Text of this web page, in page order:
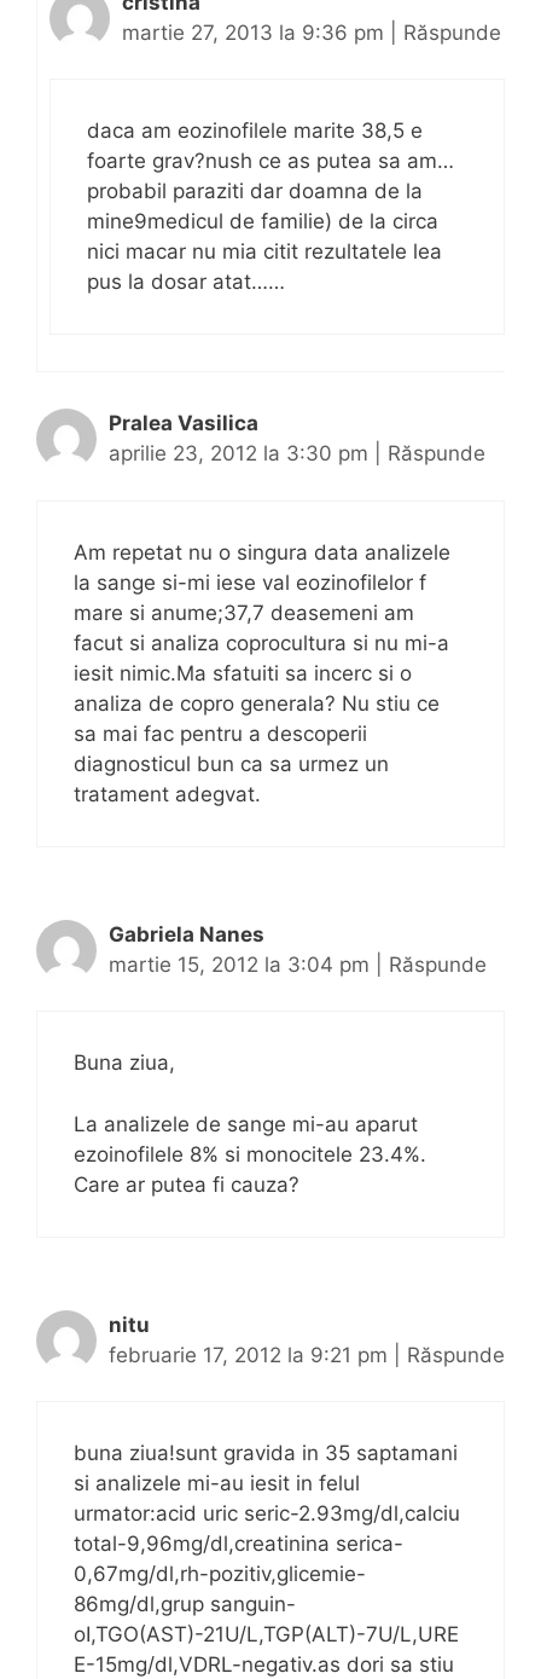
martie 27, 2013 la 9:36 pm
Răspunde
daca am eozinofilele marite 38,5 e
foarte grav?nush ce as putea sa am…
probabil paraziti dar doamna de la
mine9medicul de familie) de la circa
nici macar nu mia citit rezultatele lea
pus la dosar atat……
Pralea Vasilica
aprilie 23, 2012 la 3:30 pm
Răspunde
Am repetat nu o singura data analizele
la sange si-mi iese val eozinofilelor f
mare si anume;37,7 deasemeni am
facut si analiza coprocultura si nu mi-a
iesit nimic.Ma sfatuiti sa incerc si o
analiza de copro generala? Nu stiu ce
sa mai fac pentru a descoperii
diagnosticul bun ca sa urmez un
tratament adegvat.
Gabriela Nanes
martie 15, 2012 la 3:04 pm
Răspunde
Buna ziua,
La analizele de sange mi-au aparut
ezoinofilele 8% si monocitele 23.4%.
Care ar putea fi cauza?
nitu
februarie 17, 2012 la 9:21 pm
Răspunde
buna ziua!sunt gravida in 35 saptamani
si analizele mi-au iesit in felul
urmator:acid uric seric-2.93mg/dl,calciu
total-9,96mg/dl,creatinina serica-
0,67mg/dl,rh-pozitiv,glicemie-
86mg/dl,grup sanguin-
oI,TGO(AST)-21U/L,TGP(ALT)-7U/L,URE
E-15mg/dl,VDRL-negativ.as dori sa stiu